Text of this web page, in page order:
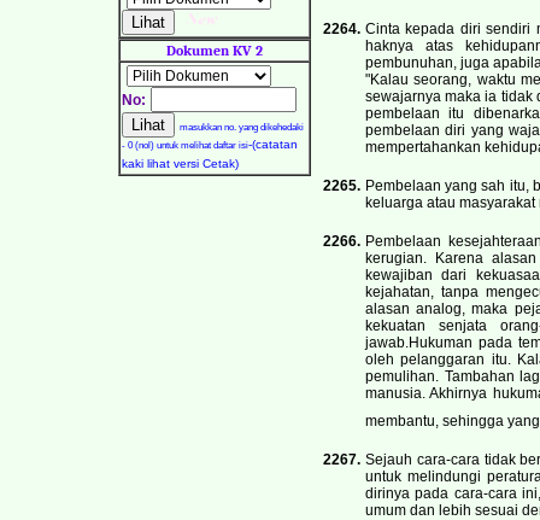
Dokumen KV 2
No:
masukkan no. yang dikehedaki
- 0 (nol) untuk melihat daftar isi-(catatan
kaki lihat versi Cetak)
2264. Cinta kepada diri sendiri
haknya atas
pembunuhan, juga
"Kalau seorang, waktu
sewajarnya maka ia tidak
pembelaan itu
pembelaan diri yang
mempertahankan
2265. Pembelaan yang sah itu,
keluarga atau
2266. Pembelaan
kerugian. Karena
kewajiban dari
kejahatan, tanpa
alasan analog, maka
kekuatan senjata
jawab.Hukuman pada
oleh pelanggaran itu.
pemulihan. Tambahan
manusia. Akhirnya
membantu, sehingga
2267. Sejauh cara-cara tidak
untuk melindungi
dirinya pada cara-cara
umum dan lebih sesuai